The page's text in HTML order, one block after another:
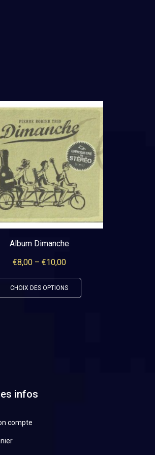
Album Dimanche
€8,00– €10,00
CHOIX DES OPTIONS
Ce
produit
infos
compte